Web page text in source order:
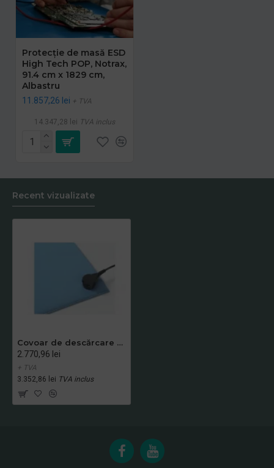
Protecție de masă ESD
High Tech POP, Notrax,
91.4 cm x 1829 cm,
Albastru
11.857,26 lei + TVA
14.347,28 lei TVA inclus
Recent vizualizate
Covoar de descărcare electrostatică - Anti-Stat P.O.P. Notrax, Albastru, 91 cm x 12.2 m
2.770,96 lei
+ TVA
3.352,86 lei TVA inclus